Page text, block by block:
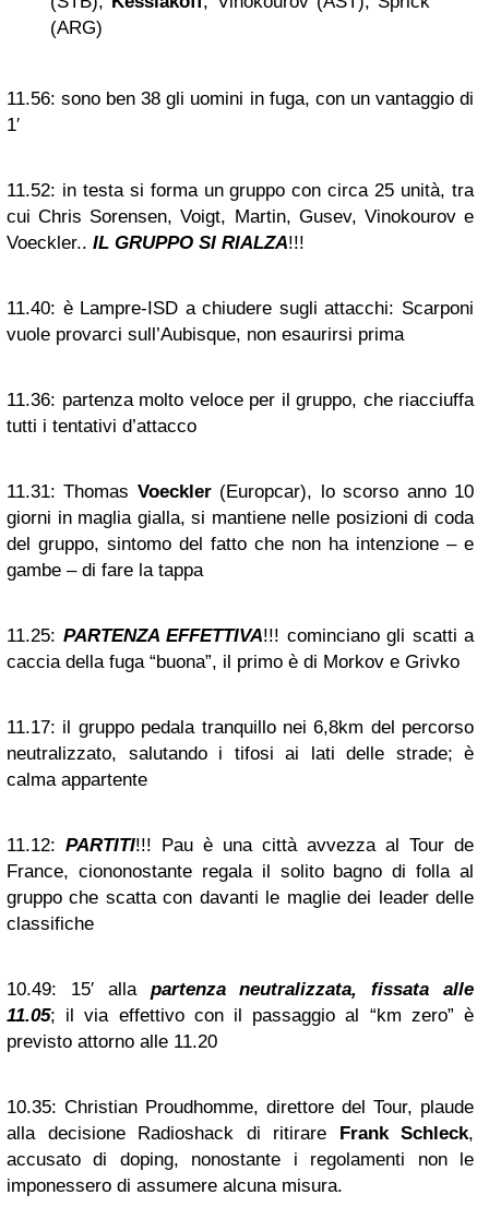
(ARG)
11.56: sono ben 38 gli uomini in fuga, con un vantaggio di
1′
11.52: in testa si forma un gruppo con circa 25 unità, tra
cui Chris Sorensen, Voigt, Martin, Gusev, Vinokourov e
Voeckler.. IL GRUPPO SI RIALZA!!!
11.40: è Lampre-ISD a chiudere sugli attacchi: Scarponi
vuole provarci sull’Aubisque, non esaurirsi prima
11.36: partenza molto veloce per il gruppo, che riacciuffa
tutti i tentativi d’attacco
11.31: Thomas Voeckler(Europcar), lo scorso anno 10
giorni in maglia gialla, si mantiene nelle posizioni di coda
del gruppo, sintomo del fatto che non ha intenzione – e
gambe – di fare la tappa
11.25: PARTENZA EFFETTIVA!!! cominciano gli scatti a
caccia della fuga “buona”, il primo è di Morkov e Grivko
11.17: il gruppo pedala tranquillo nei 6,8km del percorso
neutralizzato, salutando i tifosi ai lati delle strade; è
calma appartente
11.12: PARTITI!!! Pau è una città avvezza al Tour de
France, ciononostante regala il solito bagno di folla al
gruppo che scatta con davanti le maglie dei leader delle
classifiche
10.49: 15′ alla partenza neutralizzata, fissata alle
11.05; il via effettivo con il passaggio al “km zero” è
previsto attorno alle 11.20
10.35: Christian Proudhomme, direttore del Tour, plaude
alla decisione Radioshack di ritirare Frank Schleck,
accusato di doping, nonostante i regolamenti non le
imponessero di assumere alcuna misura.